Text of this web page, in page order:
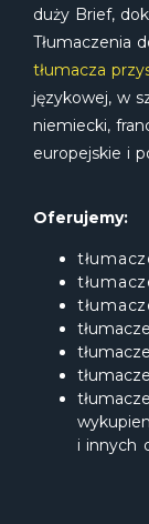
duży Brief,
Tłumaczenia
tłumacza
językowej, w
niemiecki,
europejskie i
Oferujemy:
i innych